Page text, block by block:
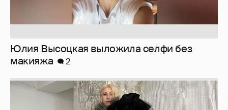
Юлия Высоцкая выложила селфи без
макияжа
2